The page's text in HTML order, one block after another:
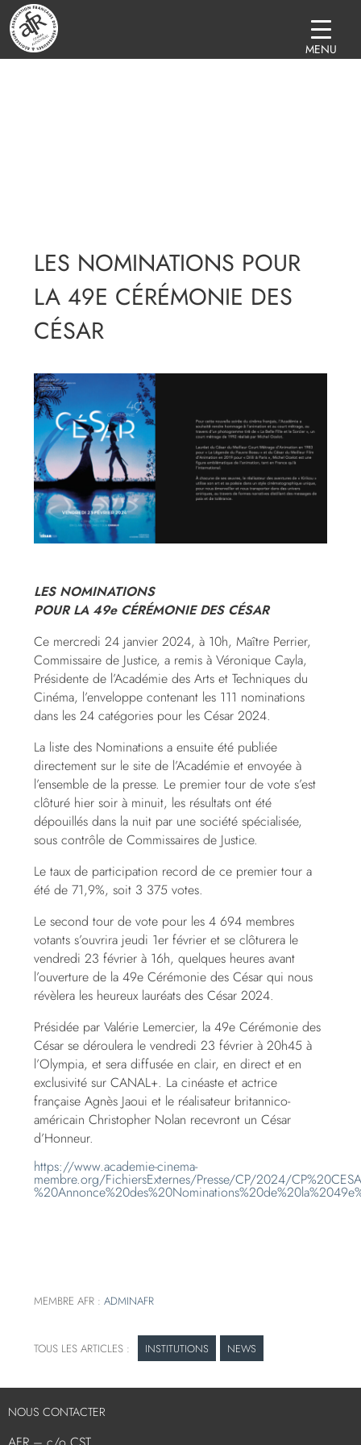
LES NOMINATIONS POUR
LA 49E CÉRÉMONIE DES
CÉSAR
LES NOMINATIONS
POUR LA 49e CÉRÉMONIE DES CÉSAR
Ce mercredi 24 janvier 2024, à 10h, Maître Perrier,
Commissaire de Justice, a remis à Véronique Cayla,
Présidente de l’Académie des Arts et Techniques du
Cinéma, l’enveloppe contenant les 111 nominations
dans les 24 catégories pour les César 2024.
La liste des Nominations a ensuite été publiée
directement sur le site de l’Académie et envoyée à
l’ensemble de la presse. Le premier tour de vote s’est
clôturé hier soir à minuit, les résultats ont été
dépouillés dans la nuit par une société spécialisée,
sous contrôle de Commissaires de Justice.
Le taux de participation record de ce premier tour a
été de 71,9%, soit 3 375 votes.
Le second tour de vote pour les 4 694 membres
votants s’ouvrira jeudi 1er février et se clôturera le
vendredi 23 février à 16h, quelques heures avant
l’ouverture de la 49e Cérémonie des César qui nous
révèlera les heureux lauréats des César 2024.
Présidée par Valérie Lemercier, la 49e Cérémonie des
César se déroulera le vendredi 23 février à 20h45 à
l’Olympia, et sera diffusée en clair, en direct et en
exclusivité sur CANAL+. La cinéaste et actrice
française Agnès Jaoui et le réalisateur britannico-
américain Christopher Nolan recevront un César
d’Honneur.
https://www.academie-cinema-
membre.org/FichiersExternes/Presse/CP/2024/
MEMBRE AFR :ADMINAFR
INSTITUTIONS NEWS
NOUS CONTACTER
MENU